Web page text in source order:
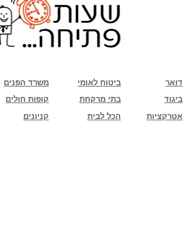
משרד הפנים ביטוח לאומי
דואר
קופות חולים בתי מרקחת
ביגוד
קניונים
הכל לבית אטרקציות